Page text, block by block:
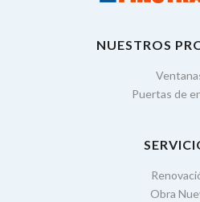
NUESTROS
Puertas de
Obra